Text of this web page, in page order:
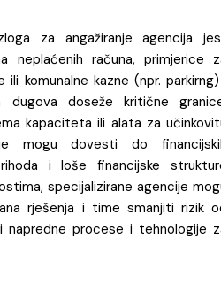
za angažiranje agencija
neplaćenih računa, primjerice
ili komunalne kazne (npr.
dugova doseže kritične
kapaciteta ili alata za
mogu dovesti do
i loše financijske
specijalizirane agencije
rješenja i time smanjiti rizik
napredne procese i tehnologije